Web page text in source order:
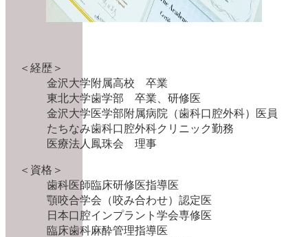
＜経歴＞
金沢大学附属高校 卒業
東北大学歯学部 卒業、研修医
金沢大学医学部附属病院（歯科口腔外科）医員
たちなみ歯科口腔外科クリニック勤務
医療法人鳳珠会 理事
＜資格＞
歯科医師臨床研修医指導医
顎咬合学会（咬み合わせ）認定医
日本口腔インプラント学会専修医
臨床歯科麻酔管理指導医